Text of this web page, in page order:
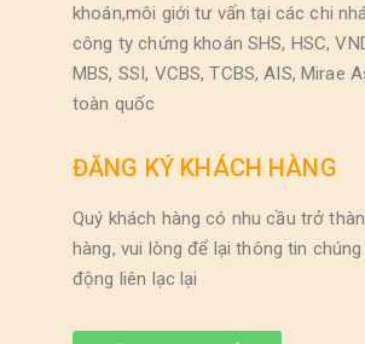
khoán,môi giới tư vấn tại các chi
công ty chứng khoán SHS, HSC,
MBS, SSI, VCBS, TCBS, AIS, Mirae
toàn quốc
ĐĂNG KÝ KHÁCH HÀNG
Quý khách hàng có nhu cầu trở
hàng, vui lòng để lại thông tin
động liên lạc lại